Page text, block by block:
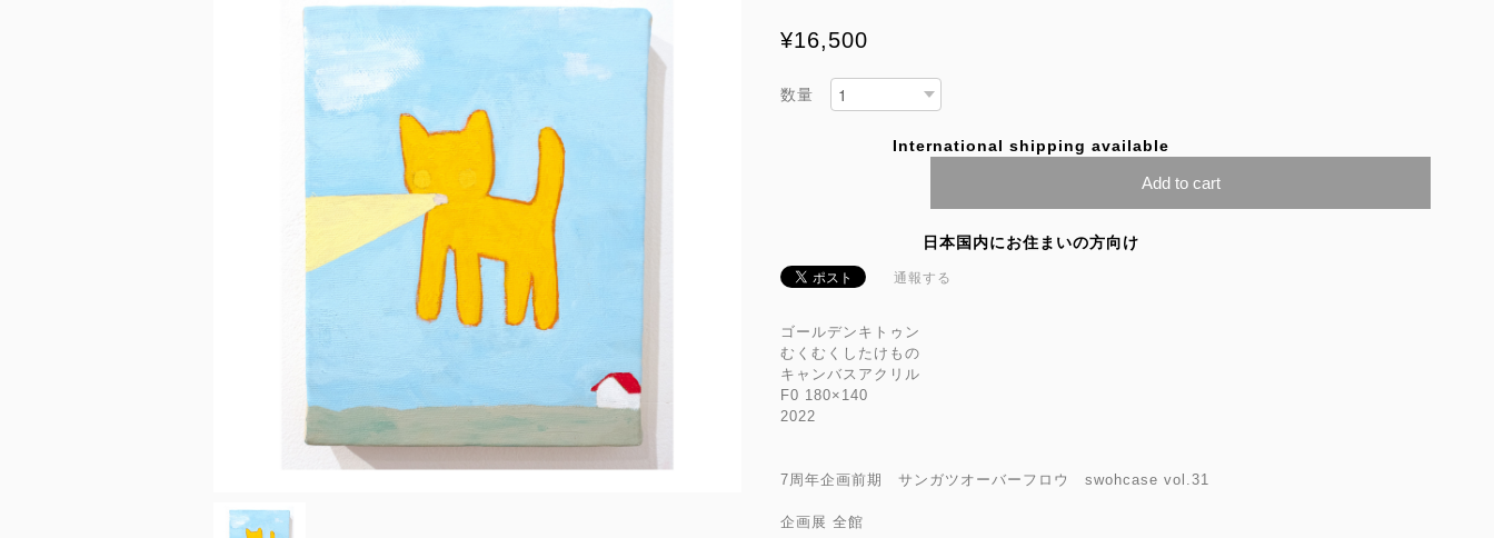
¥16,500
数量
International shipping available
Add to cart
日本国内にお住まいの方向け
通報する
ゴールデンキトゥン
むくむくしたけもの
キャンバスアクリル
F0 180×140
2022
7周年企画前期 サンガツオーバーフロウ swohcase vol.31
企画展 全館